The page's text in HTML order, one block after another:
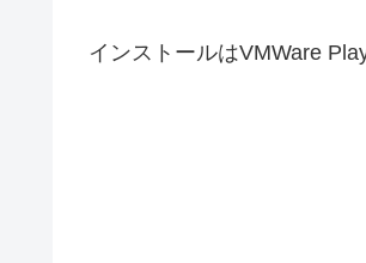
インストールはVMWare